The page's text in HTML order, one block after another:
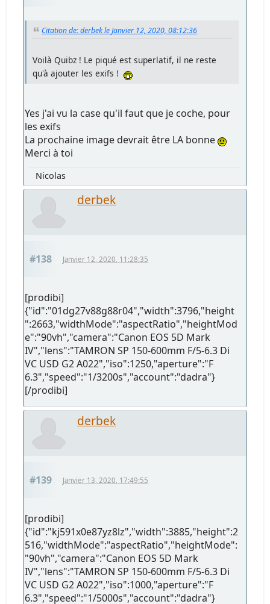
Citation de: derbek le Janvier 12, 2020, 08:12:36
Voilà Quibz ! Le piqué est superlatif, il ne reste
qu'à ajouter les exifs !
Yes j'ai vu la case qu'il faut que je coche, pour
les exifs
La prochaine image devrait être LA bonne
Merci à toi
Nicolas
derbek
#138 Janvier 12, 2020, 11:28:35
[prodibi]
{"id":"01dg27v88g88r04","width":3796,"height
":2663,"widthMode":"aspectRatio","heightMod
e":"90vh","camera":"Canon EOS 5D Mark
IV","lens":"TAMRON SP 150-600mm F/5-6.3 Di
VC USD G2 A022","iso":1250,"aperture":"F
6.3","speed":"1/3200s","account":"dadra"}
[/prodibi]
derbek
#139 Janvier 13, 2020, 17:49:55
[prodibi]
{"id":"kj591x0e87yz8lz","width":3885,"height":2
516,"widthMode":"aspectRatio","heightMode":
"90vh","camera":"Canon EOS 5D Mark
IV","lens":"TAMRON SP 150-600mm F/5-6.3 Di
VC USD G2 A022","iso":1000,"aperture":"F
6.3","speed":"1/5000s","account":"dadra"}